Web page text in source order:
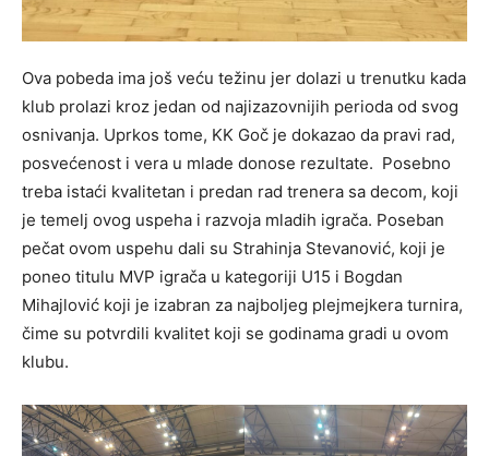
Ova pobeda ima još veću težinu jer dolazi u trenutku kada
klub prolazi kroz jedan od najizazovnijih perioda od svog
osnivanja. Uprkos tome, KK Goč je dokazao da pravi rad,
posvećenost i vera u mlade donose rezultate. Posebno
treba istaći kvalitetan i predan rad trenera sa decom, koji
je temelj ovog uspeha i razvoja mladih igrača. Poseban
pečat ovom uspehu dali su Strahinja Stevanović, koji je
poneo titulu MVP igrača u kategoriji U15 i Bogdan
Mihajlović koji je izabran za najboljeg plejmejkera turnira,
čime su potvrdili kvalitet koji se godinama gradi u ovom
klubu.